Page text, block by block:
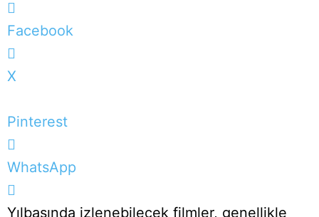
Facebook
X
Pinterest
WhatsApp
Yılbaşında izlenebilecek filmler, genellikle